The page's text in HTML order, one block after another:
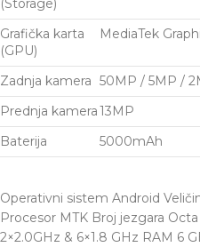
(Storage)
Grafička karta
(GPU)
MediaTek
Zadnja kamera 50MP / 5MP /
Prednja kamera13MP
Baterija
5000mAh
Operativni sistem Android
Procesor MTK Broj jezgara
2×2.0GHz & 6×1.8 GHz RAM 6